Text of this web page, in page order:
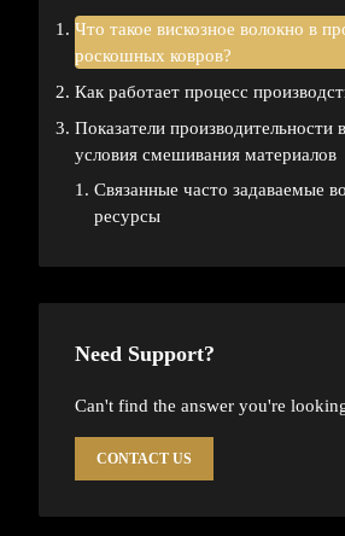
Что такое вискозное волокно в
роскошных ковров?
Как работает процесс
Показатели производительности
условия смешивания материалов
Связанные часто задаваемые
ресурсы
Need Support?
Can't find the answer you're
CONTACT US